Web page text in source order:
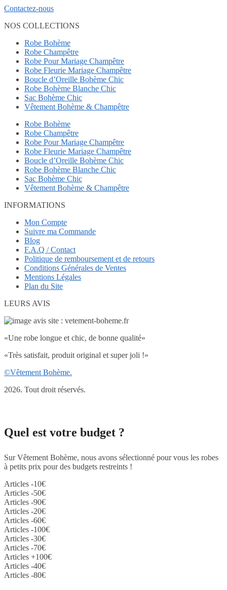
page
du
produit
Contactez-nous
NOS COLLECTIONS
Robe Bohème
Robe Champêtre
Robe Pour Mariage Champêtre
Robe Fleurie Mariage Champêtre
Boucle d’Oreille Bohème Chic
Robe Bohème Blanche Chic
Sac Bohème Chic
Vêtement Bohème & Champêtre
Robe Bohème
Robe Champêtre
Robe Pour Mariage Champêtre
Robe Fleurie Mariage Champêtre
Boucle d’Oreille Bohème Chic
Robe Bohème Blanche Chic
Sac Bohème Chic
Vêtement Bohème & Champêtre
INFORMATIONS
Mon Compte
Suivre ma Commande
Blog
F.A.Q / Contact
Politique de remboursement et de retours
Conditions Générales de Ventes
Mentions Légales
Plan du Site
LEURS AVIS
«Une robe longue et chic, de bonne qualité»
«Très satisfait, produit original et super joli !»
©Vêtement Bohème.
2026. Tout droit réservés.
Quel est votre budget ?
Sur Vêtement Bohème, nous avons sélectionné pour vous les robes
à petits prix pour des budgets restreints !
Articles -10€
Articles -50€
Articles -90€
Articles -20€
Articles -60€
Articles -100€
Articles -30€
Articles -70€
Articles +100€
Articles -40€
Articles -80€